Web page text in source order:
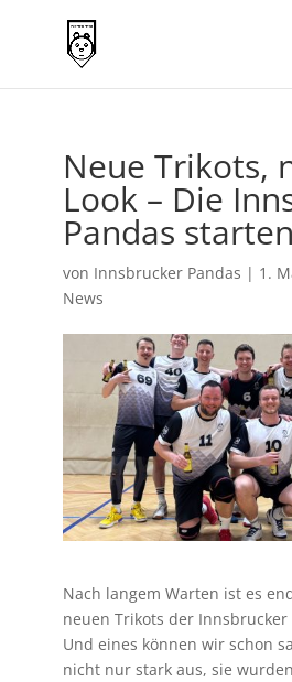
Neue Trikots,
Look – Die
Pandas
von Innsbrucker Pandas | 1.
News
Nach langem Warten ist es
neuen Trikots der Innsbrucker
Und eines können wir schon
nicht nur stark aus, sie